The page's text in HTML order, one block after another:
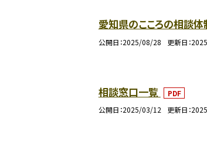
愛知県のこころの相談体
公開日 2025/08/28 更新日
相談窓口一覧
PDF
公開日 2025/03/12 更新日